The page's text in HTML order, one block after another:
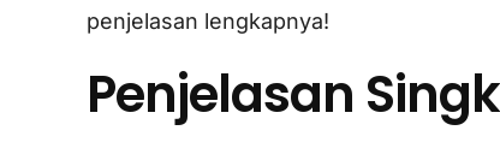
penjelasan lengkapnya!
Penjelasan